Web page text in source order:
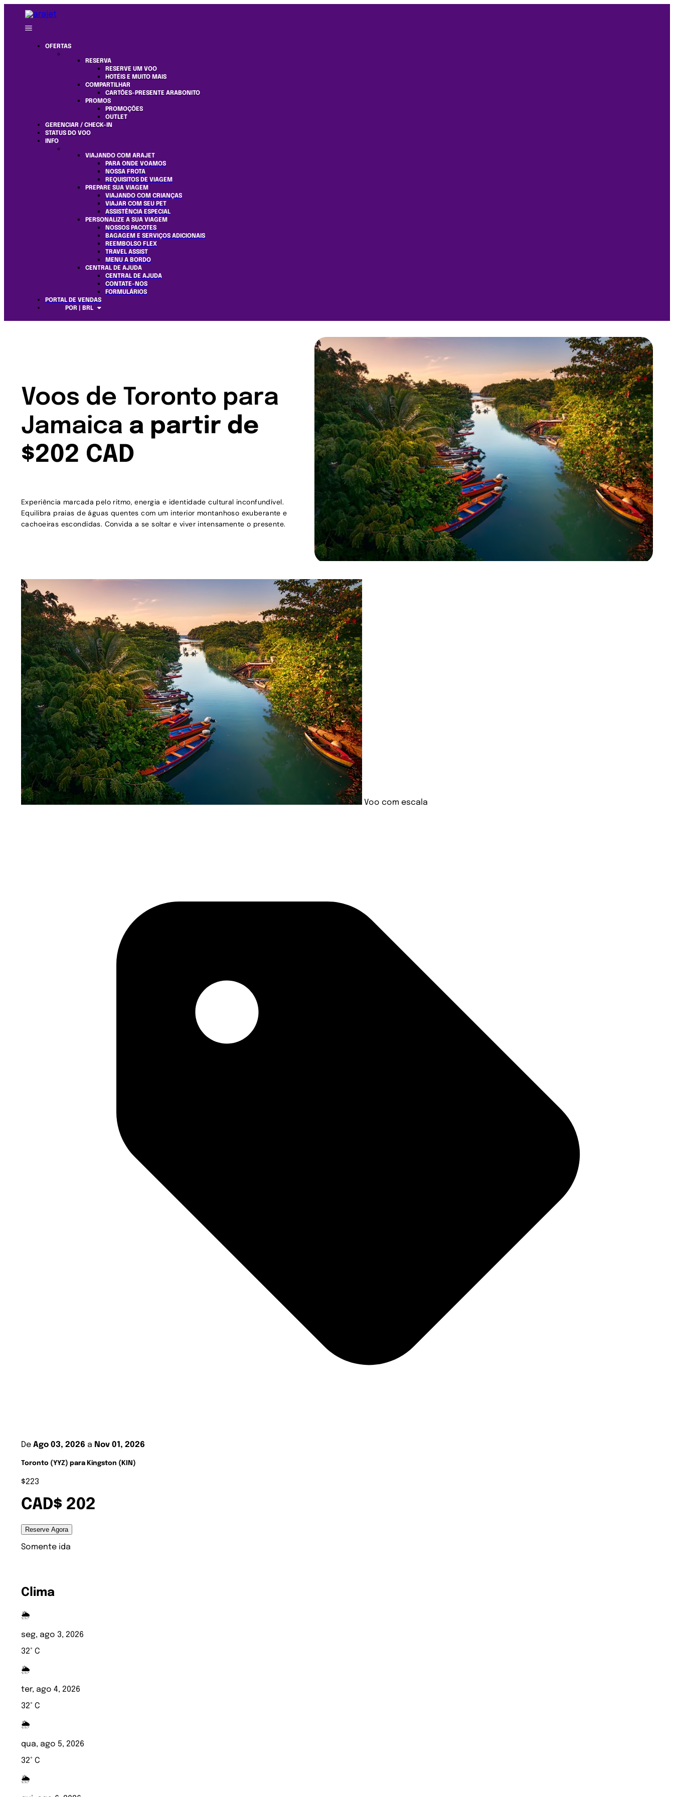
OFERTAS
RESERVA
RESERVE UM VOO
HOTÉIS E MUITO MAIS
COMPARTILHAR
CARTÕES-PRESENTE ARABONITO
PROMOS
PROMOÇÕES
OUTLET
GERENCIAR / CHECK-IN
STATUS DO VOO
INFO
VIAJANDO COM ARAJET
PARA ONDE VOAMOS
NOSSA FROTA
REQUISITOS DE VIAGEM
PREPARE SUA VIAGEM
VIAJANDO COM CRIANÇAS
VIAJAR COM SEU PET
ASSISTÊNCIA ESPECIAL
PERSONALIZE A SUA VIAGEM
NOSSOS PACOTES
BAGAGEM E SERVIÇOS ADICIONAIS
REEMBOLSO FLEX
TRAVEL ASSIST
MENU A BORDO
CENTRAL DE AJUDA
CENTRAL DE AJUDA
CONTATE-NOS
FORMULÁRIOS
PORTAL DE VENDAS
POR | BRL
Voos de Toronto para
Jamaica a partir de
$202 CAD
Experiência marcada pelo ritmo, energia e identidade cultural inconfundível.
Equilibra praias de águas quentes com um interior montanhoso exuberante e
cachoeiras escondidas. Convida a se soltar e viver intensamente o presente.
Voo com escala
De Ago 03, 2026 a Nov 01, 2026
Toronto (YYZ) para Kingston (KIN)
$223
CAD$ 202
Reserve Agora
Somente ida
Clima
🌦️
seg, ago 3, 2026
32° C
🌦️
ter, ago 4, 2026
32° C
🌦️
qua, ago 5, 2026
32° C
🌦️